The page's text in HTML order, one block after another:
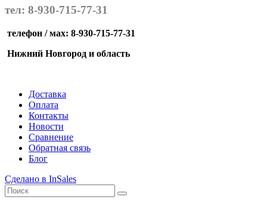
тел: 8-930-715-77-31
телефон / мах: 8-930-715-77-31
Нижний Новгород и область
Доставка
Оплата
Контакты
Новости
Сравнение
Обратная связь
Блог
Сделано в InSales